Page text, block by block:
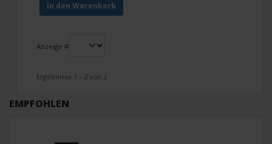
EMPFOHLEN
In den Warenkorb
Anzeige #
Ergebnisse 1 – 2 von 2